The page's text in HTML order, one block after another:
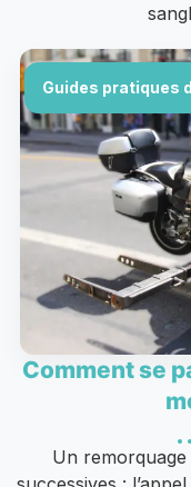
Guides pratiques
Comment se
Un